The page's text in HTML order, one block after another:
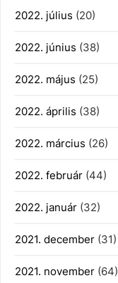
2022. július (20)
2022. június (38)
2022. május (25)
2022. április (38)
2022. március (26)
2022. február (44)
2022. január (32)
2021. december (31)
2021. november (64)